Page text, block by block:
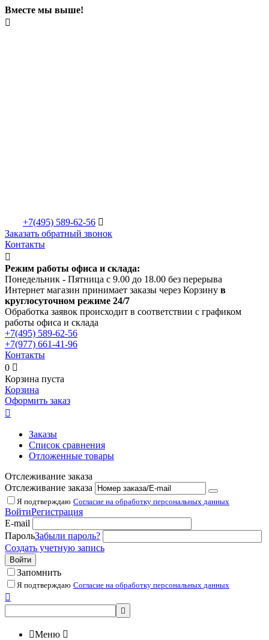
Вместе мы выше!

+7(495) 589-62-56 
Заказать обратный звонок
Контакты

Режим работы офиса и склада:
Понедельник - Пятница с 9.00 до 18.00 без перерыва
Интернет магазин принимает заказы через Корзину в
круглосуточном режиме 24/7
Обработка заявок происходит в соответствии с графиком
работы офиса и склада
+7(495) 589-62-56
+7(977) 661-41-96
Контакты
0 
Корзина пуста
Корзина
Оформить заказ

Заказы
Список сравнения
Отложенные товары
Отслеживание заказа
Отслеживание заказа
Я подтверждаю Согласие на обработку персональных данных
ВойтиРегистрация
E-mail
ПарольЗабыли пароль?
Создать учетную запись
Войти
Запомнить
Я подтверждаю Согласие на обработку персональных данных


Меню 